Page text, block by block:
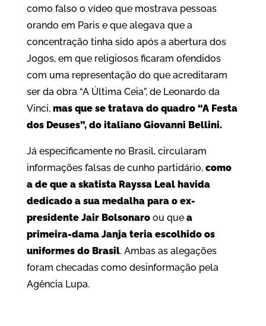
como falso o vídeo que mostrava pessoas
orando em Paris e que alegava que a
concentração tinha sido após a abertura dos
Jogos, em que religiosos ficaram ofendidos
com uma representação do que acreditaram
ser da obra “A Última Ceia”, de Leonardo da
Vinci, mas que se tratava do quadro “A Festa
dos Deuses”, do italiano Giovanni Bellini.
Já especificamente no Brasil, circularam
informações falsas de cunho partidário, como
a de que a skatista Rayssa Leal havida
dedicado a sua medalha para o ex-
presidente Jair Bolsonaroou que a
primeira-dama Janja teria escolhido os
uniformes do Brasil. Ambas as alegações
foram checadas como desinformação pela
Agência Lupa.